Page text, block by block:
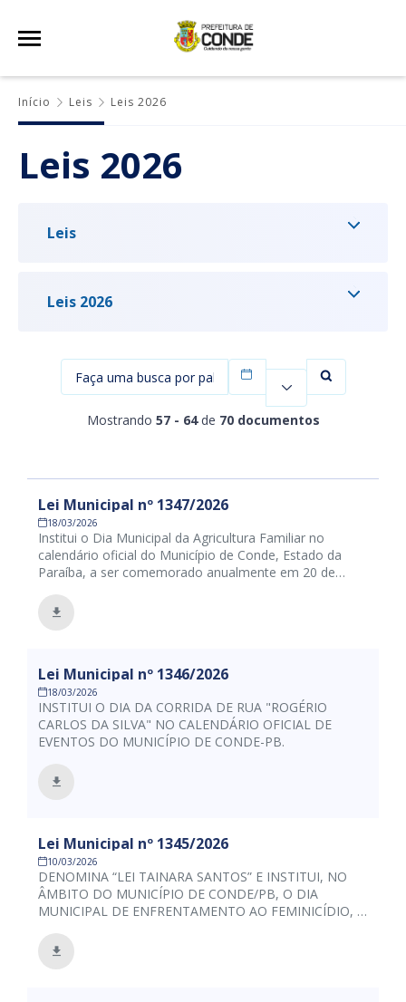
Início Leis Leis 2026
Leis 2026
Leis
Leis 2026
Mostrando 57 - 64de 70 documentos
Filtrar por data
Lei Municipal nº 1347/2026
18/03/2026
Institui o Dia Municipal da Agricultura Familiar no
calendário oficial do Município de Conde, Estado da
Paraíba, a ser comemorado anualmente em 20 de
Lei Municipal nº 1346/2026
18/03/2026
INSTITUI O DIA DA CORRIDA DE RUA "ROGÉRIO
CARLOS DA SILVA" NO CALENDÁRIO OFICIAL DE
EVENTOS DO MUNICÍPIO DE CONDE-PB.
Lei Municipal nº 1345/2026
10/03/2026
DENOMINA “LEI TAINARA SANTOS” E INSTITUI, NO
ÂMBITO DO MUNICÍPIO DE CONDE/PB, O DIA
MUNICIPAL DE ENFRENTAMENTO AO FEMINICÍDIO, A
COMEMORATIVAS E DE CONSCIENTIZAÇÃO DO
MUNICÍPIO, E DÁ OUTRAS PROVIDÊNCIAS.